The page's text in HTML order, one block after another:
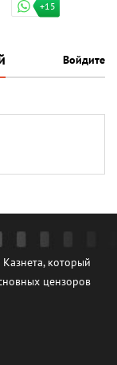
+15
Войдите
который
цензоров